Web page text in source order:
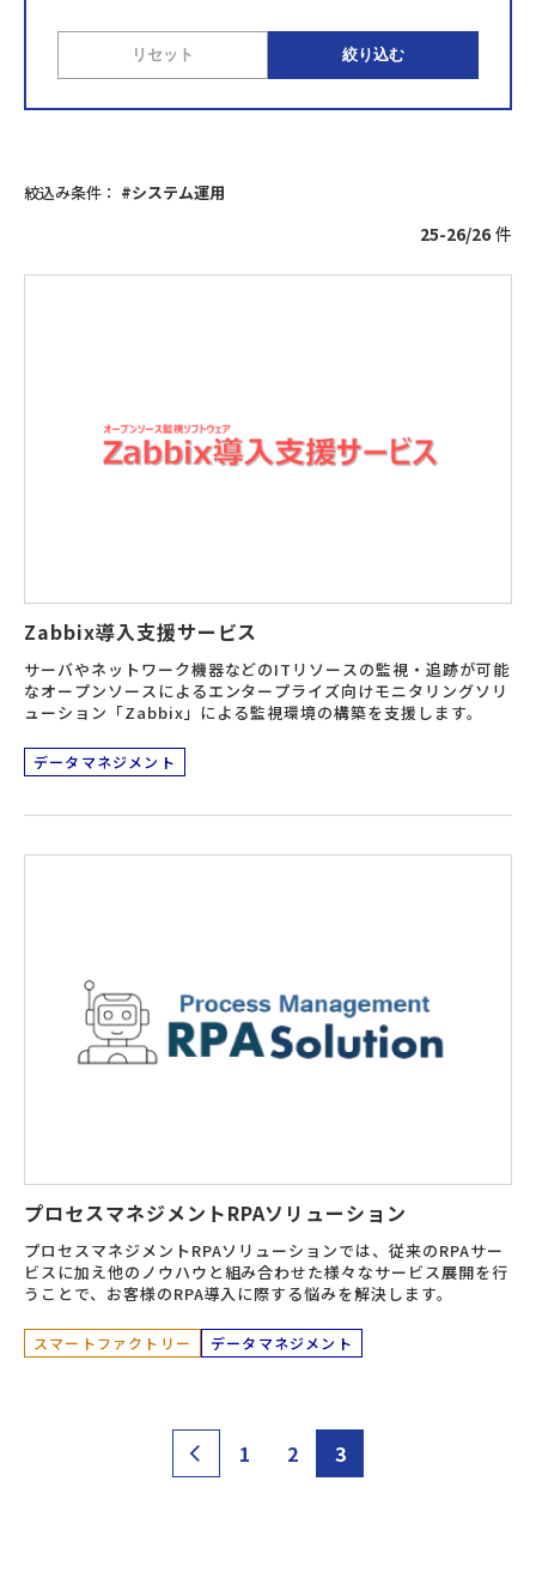
リセット 絞り込む
絞込み条件： #システム運用
25-26/26 件
Zabbix導入支援サービス
サーバやネットワーク機器などのITリソースの監視・追跡が可能
なオープンソースによるエンタープライズ向けモニタリングソリ
ューション「Zabbix」による監視環境の構築を支援します。
データマネジメント
プロセスマネジメントRPAソリューション
プロセスマネジメントRPAソリューションでは、従来のRPAサー
ビスに加え他のノウハウと組み合わせた様々なサービス展開を行
うことで、お客様のRPA導入に際する悩みを解決します。
スマートファクトリー データマネジメント
1 2 3